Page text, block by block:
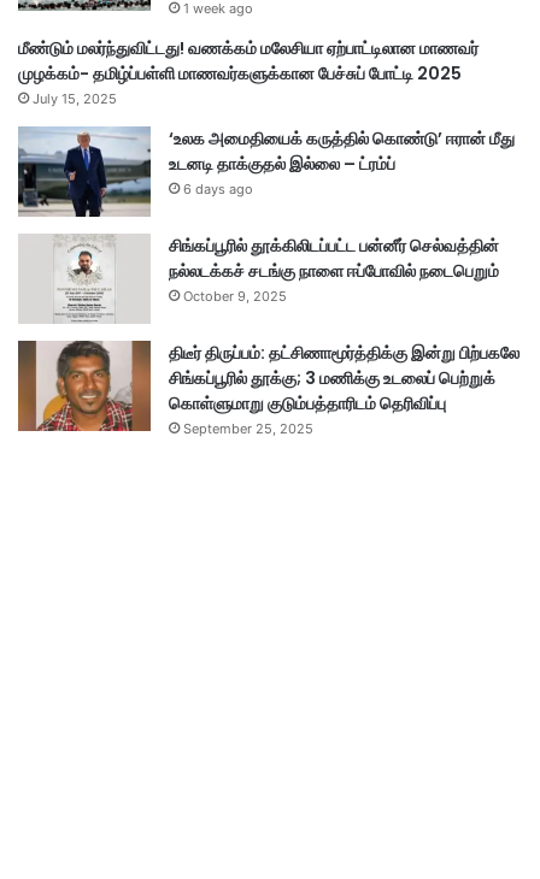
1 week ago
மீண்டும் மலர்ந்துவிட்டது! வணக்கம் மலேசியா ஏற்பாட்டிலான மாணவர்
முழக்கம்- தமிழ்ப்பள்ளி மாணவர்களுக்கான பேச்சுப் போட்டி 2025
July 15, 2025
‘உலக அமைதியைக் கருத்தில் கொண்டு’ ஈரான் மீது
உடனடி தாக்குதல் இல்லை – ட்ரம்ப்
6 days ago
சிங்கப்பூரில் தூக்கிலிடப்பட்ட பன்னீர் செல்வத்தின்
நல்லடக்கச் சடங்கு நாளை ஈப்போவில் நடைபெறும்
October 9, 2025
திடீர் திருப்பம்: தட்சிணாமூர்த்திக்கு இன்று பிற்பகலே
சிங்கப்பூரில் தூக்கு; 3 மணிக்கு உடலைப் பெற்றுக்
கொள்ளுமாறு குடும்பத்தாரிடம் தெரிவிப்பு
September 25, 2025